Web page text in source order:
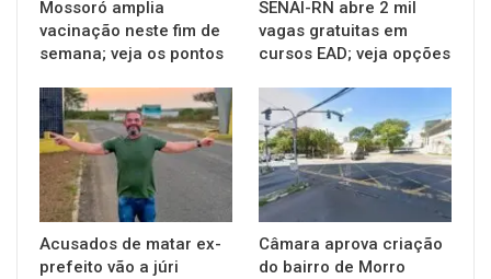
Mossoró amplia
vacinação neste fim de
semana; veja os pontos
SENAI-RN abre 2 mil
vagas gratuitas em
cursos EAD; veja opções
Acusados de matar ex-
prefeito vão a júri
Câmara aprova criação
do bairro de Morro